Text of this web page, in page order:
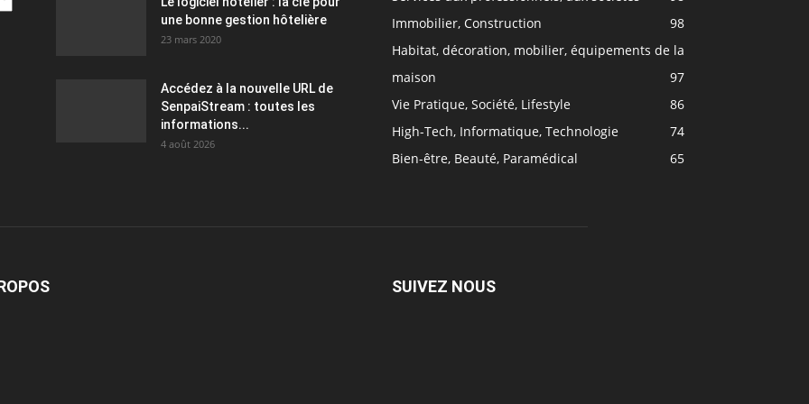
une bonne gestion hôtelière
23 mars 2020
Accédez à la nouvelle URL de
SenpaiStream : toutes les
informations...
4 août 2026
Immobilier, Construction
98
Habitat, décoration, mobilier, équipements de la
maison
97
Vie Pratique, Société, Lifestyle
86
High-Tech, Informatique, Technologie
74
Bien-être, Beauté, Paramédical
65
SUIVEZ NOUS